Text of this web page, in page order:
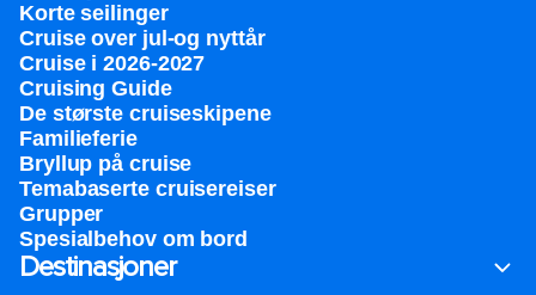
Korte seilinger
Cruise over jul-og nyttår
Cruise i 2026-2027
Cruising Guide
De største cruiseskipene
Familieferie
Bryllup på cruise
Temabaserte cruisereiser
Grupper
Spesialbehov om bord
Destinasjoner